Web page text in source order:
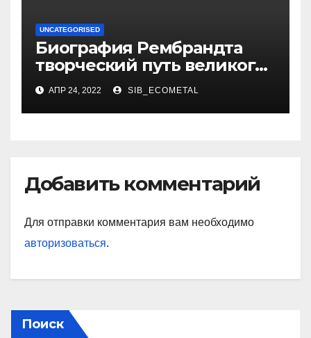
UNCATEGORISED
Биография Рембрандта
творческий путь великого
художника
АПР 24, 2022 SIB_ECOMETAL
Добавить комментарий
Для отправки комментария вам необходимо
авторизоваться.
Поиск